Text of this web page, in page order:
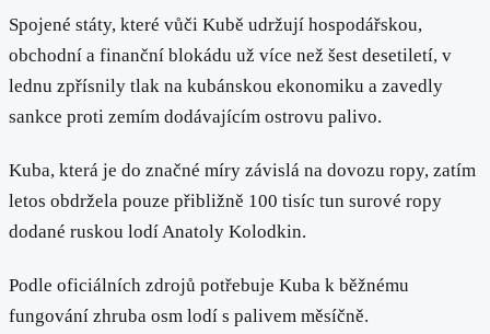
Spojené státy, které vůči Kubě udržují hospodářskou,
obchodní a finanční blokádu už více než šest desetiletí, v
lednu zpřísnily tlak na kubánskou ekonomiku a zavedly
sankce proti zemím dodávajícím ostrovu palivo.
Kuba, která je do značné míry závislá na dovozu ropy, zatím
letos obdržela pouze přibližně 100 tisíc tun surové ropy
dodané ruskou lodí Anatoly Kolodkin.
Podle oficiálních zdrojů potřebuje Kuba k běžnému
fungování zhruba osm lodí s palivem měsíčně.